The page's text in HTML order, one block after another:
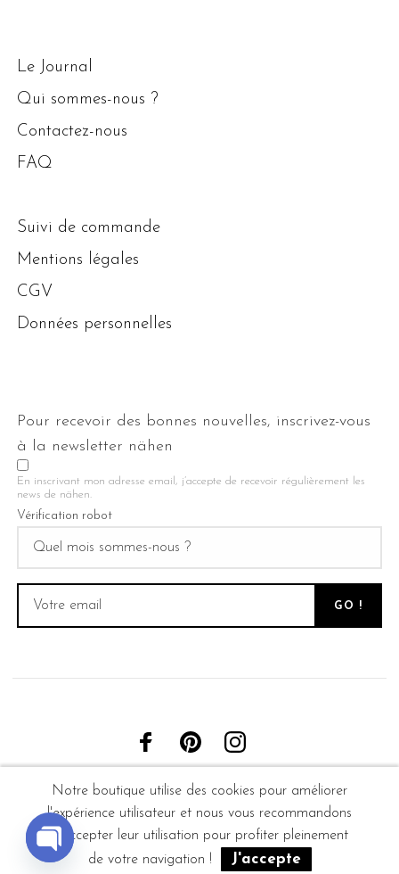
Notre boutique utilise des cookies pour améliorer
l'expérience utilisateur et nous vous recommandons
d'accepter leur utilisation pour profiter pleinement
de votre navigation !
J'accepte
Le Journal
Qui sommes-nous ?
Contactez-nous
FAQ
Suivi de commande
Mentions légales
CGV
Données personnelles
Pour recevoir des bonnes nouvelles, inscrivez-vous
à la newsletter nähen
En inscrivant mon adresse email, j’accepte de recevoir régulièrement les
news de nähen.
Vérification robot